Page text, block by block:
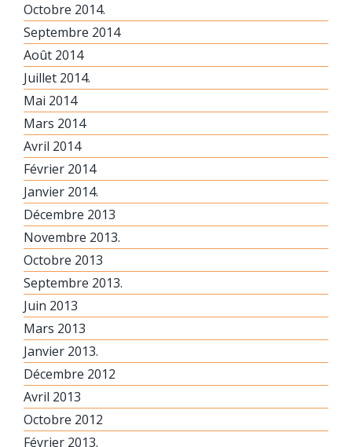
Octobre 2014.
Septembre 2014
Août 2014
Juillet 2014.
Mai 2014
Mars 2014
Avril 2014
Février 2014
Janvier 2014.
Décembre 2013
Novembre 2013.
Octobre 2013
Septembre 2013.
Juin 2013
Mars 2013
Janvier 2013.
Décembre 2012
Avril 2013
Octobre 2012
Février 2013.